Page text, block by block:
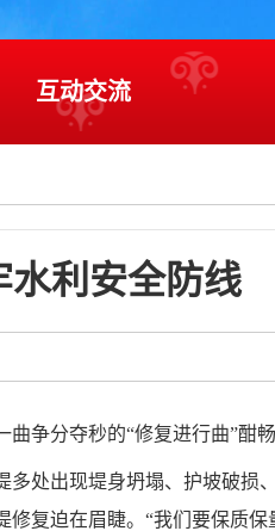
互动交流
水利安全防线
曲争分夺秒的“修复进行曲”酣畅
处出现堤身坍塌、护坡破损
复迫在眉睫。 “我们要保质保